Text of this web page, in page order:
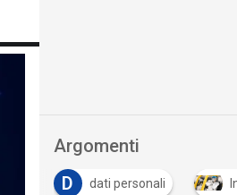
Argomenti
Intelligenza Artificiale